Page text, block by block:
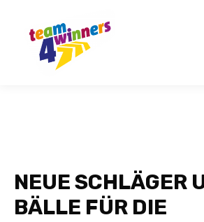
NEUE SCHLÄGER
BÄLLE FÜR DIE